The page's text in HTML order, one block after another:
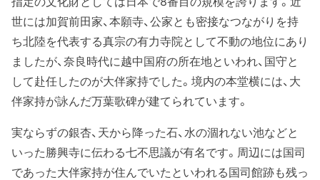
世には加賀前田家、本願寺、公家とも密接なつながりを持
ち北陸を代表する真宗の有力寺院として不動の地位にあり
ましたが、奈良時代に越中国府の所在地といわれ、国守と
して赴任したのが大伴家持でした。境内の本堂横には、大
伴家持が詠んだ万葉歌碑が建てられています。
実ならずの銀杏、天から降った石、水の涸れない池などと
いった勝興寺に伝わる七不思議が有名です。周辺には国司
であった大伴家持が住んでいたといわれる国司館跡も残っ